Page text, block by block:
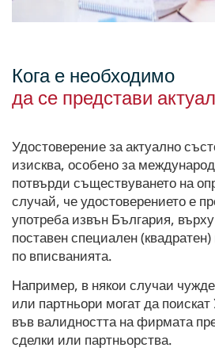
Кога е необходимо
да се представи
Удостоверение за актуално
изисква, особено за
потвърди съществуването на
случай, че удостоверението е
употреба извън България,
поставен специален
по вписванията.
Например, в някои случаи
или партньори могат да
във валидността на фирмата
сделки или партньорства.